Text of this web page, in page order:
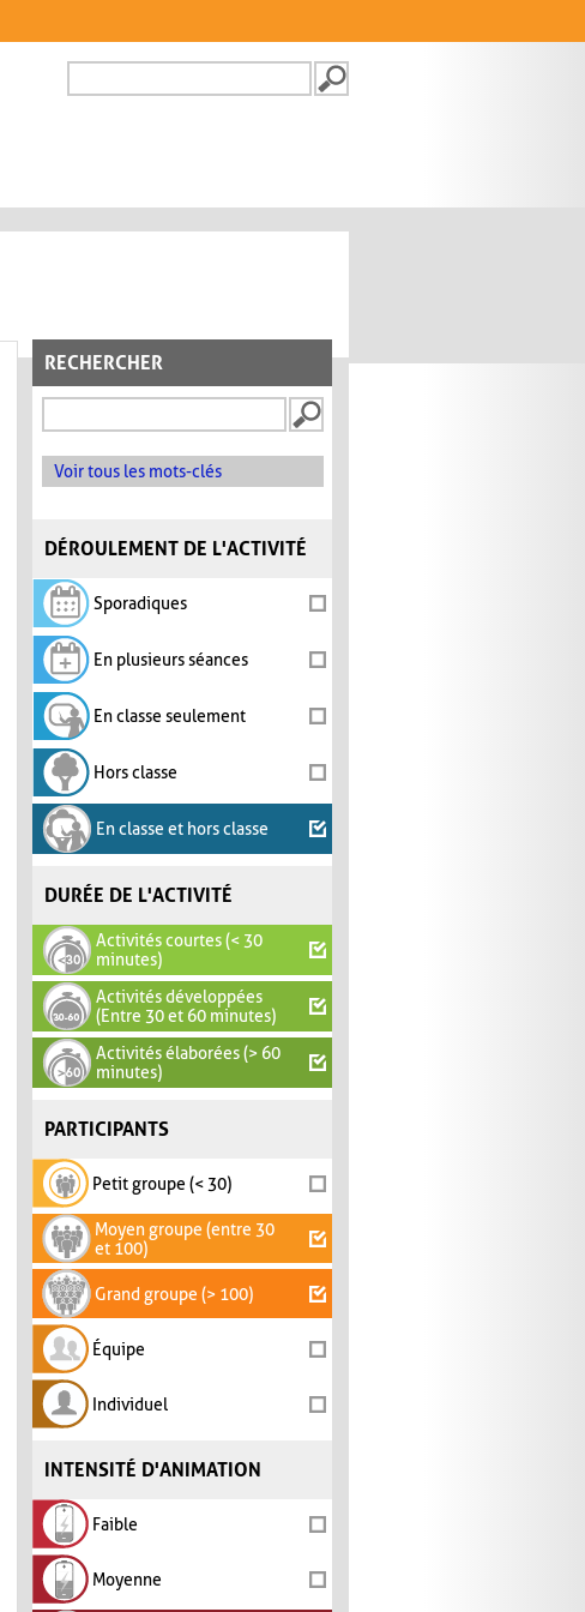
FORMULAIRE DE
RECHERCHER
Voir tous les mots-clés
DÉROULEMENT DE L'ACTIVITÉ
Sporadiques
En plusieurs séances
En classe seulement
Hors classe
En classe et hors classe
DURÉE DE L'ACTIVITÉ
Activités courtes (< 30
minutes)
Activités développées
(Entre 30 et 60 minutes)
Activités élaborées (> 60
minutes)
PARTICIPANTS
Petit groupe (< 30)
Moyen groupe (entre 30
et 100)
Grand groupe (> 100)
Équipe
Individuel
INTENSITÉ D'ANIMATION
Faible
Moyenne